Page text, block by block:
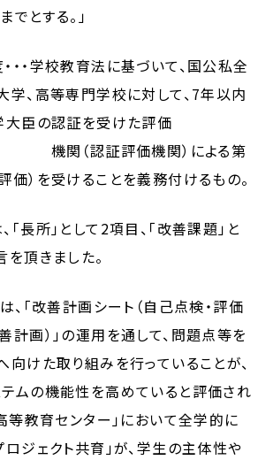
とする。」
・学校教育法に基づいて、国公私全
学、高等専門学校に対して、7年以内
大臣の認証を受けた評価
評価機関）による第
価）を受けることを義務付けるもの。
長所」として2項目、「改善課題」と
頂きました。
、「改善計画シート（自己点検・評価
計画）」の運用を通して、問題点等を
向けた取り組みを行っていることが、
ムの機能性を高めていると評価され
高等教育センター」において全学的に
ロジェクト共育」が、学生の主体性や